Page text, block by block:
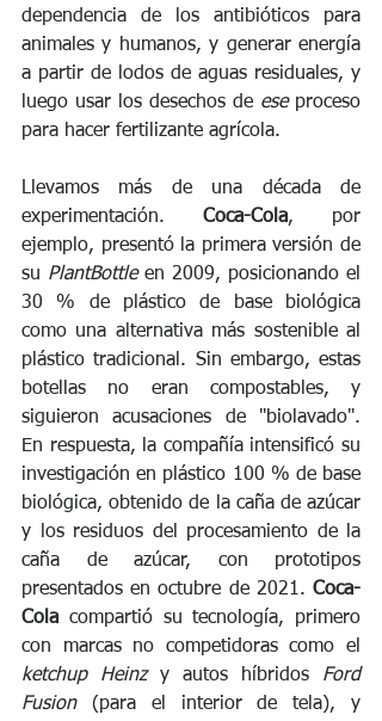
dependencia de los antibióticos para
animales y humanos, y generar energía
a partir de lodos de aguas residuales, y
luego usar los desechos de ese proceso
para hacer fertilizante agrícola.
Llevamos más de una década de
experimentación. Coca-Cola, por
ejemplo, presentó la primera versión de
su PlantBottle en 2009, posicionando el
30 % de plástico de base biológica
como una alternativa más sostenible al
plástico tradicional. Sin embargo, estas
botellas no eran compostables, y
siguieron acusaciones de "biolavado".
En respuesta, la compañía intensificó su
investigación en plástico 100 % de base
biológica, obtenido de la caña de azúcar
y los residuos del procesamiento de la
caña de azúcar, con prototipos
presentados en octubre de 2021. Coca-
Cola compartió su tecnología, primero
ketchup Heinz y autos híbridos Ford
Fusion (para el interior de tela), y